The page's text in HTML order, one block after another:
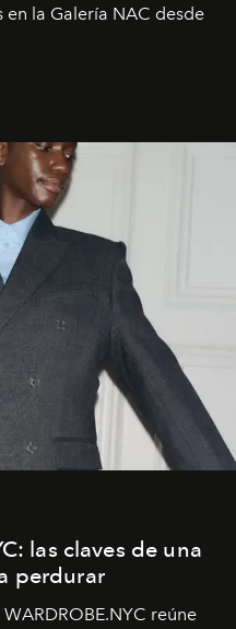
en la Galería NAC desde
las claves de una
perdurar
reúne